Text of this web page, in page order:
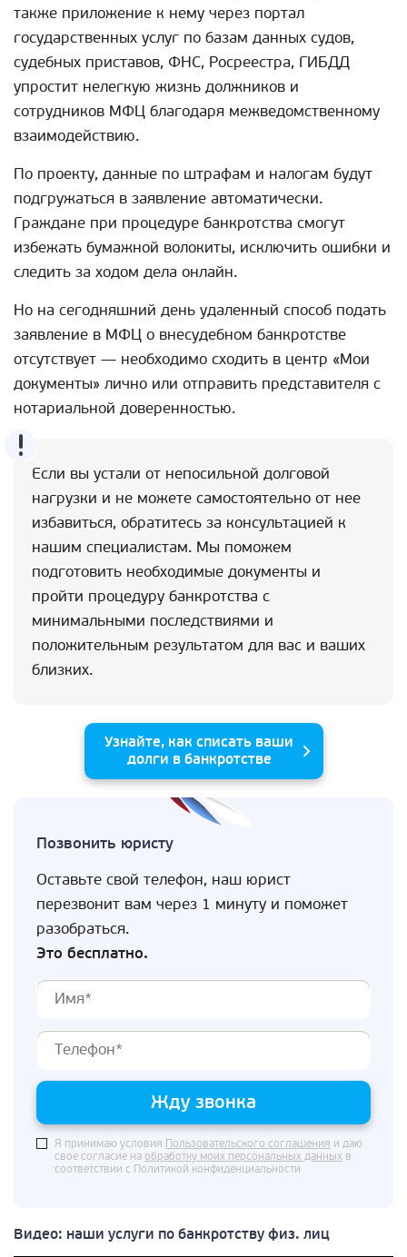
также приложение к нему через портал
государственных услуг по базам данных судов,
судебных приставов, ФНС, Росреестра, ГИБДД
упростит нелегкую жизнь должников и
сотрудников МФЦ благодаря межведомственному
взаимодействию.
По проекту, данные по штрафам и налогам будут
подгружаться в заявление автоматически.
Граждане при процедуре банкротства смогут
избежать бумажной волокиты, исключить ошибки и
следить за ходом дела онлайн.
Но на сегодняшний день удаленный способ подать
заявление в МФЦ о внесудебном банкротстве
отсутствует — необходимо сходить в центр «Мои
документы» лично или отправить представителя с
нотариальной доверенностью.
Если вы устали от непосильной долговой
нагрузки и не можете самостоятельно от нее
избавиться, обратитесь за консультацией к
нашим специалистам. Мы поможем
подготовить необходимые документы и
пройти процедуру банкротства с
минимальными последствиями и
положительным результатом для вас и ваших
близких.
Узнайте, как списать ваши
долги в банкротстве
Позвонить юристу
Оставьте свой телефон, наш юрист
перезвонит вам через 1 минуту и поможет
разобраться.
Это бесплатно.
Жду звонка
Я принимаю условия Пользовательского соглашения и даю
свое согласие на обработку моих персональных данных в
соответствии с Политикой конфиденциальности
Видео: наши услуги по банкротству физ. лиц